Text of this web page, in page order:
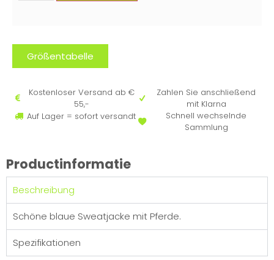
Größentabelle
Kostenloser Versand ab €
55,-
Auf Lager = sofort versandt
Zahlen Sie anschließend
mit Klarna
Schnell wechselnde
Sammlung
Productinformatie
Beschreibung
Schöne blaue Sweatjacke mit Pferde.
Spezifikationen